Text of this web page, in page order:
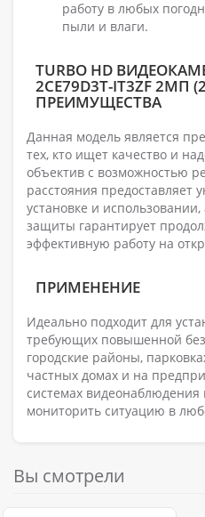
работу в любых
пыли и влаги.
TURBO HD
2CE79D3T-IT3ZF 2МП
ПРЕИМУЩЕСТВА
Данная модель является
тех, кто ищет качество и
объектив с возможностью
расстояния предоставляет
установке и
защиты гарантирует
эффективную работу на
ПРИМЕНЕНИЕ
Идеально подходит для
требующих повышенной
городские районы,
частных домах и на
системах
мониторить ситуацию в
Вы смотрели